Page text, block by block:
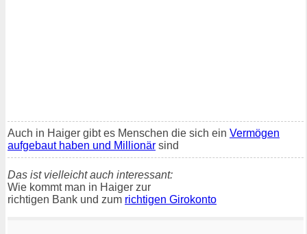
Auch in Haiger gibt es Menschen die sich ein Vermögen
aufgebaut haben und Millionär sind
Das ist vielleicht auch interessant:
Wie kommt man in Haiger zur
richtigen Bank und zum richtigen Girokonto